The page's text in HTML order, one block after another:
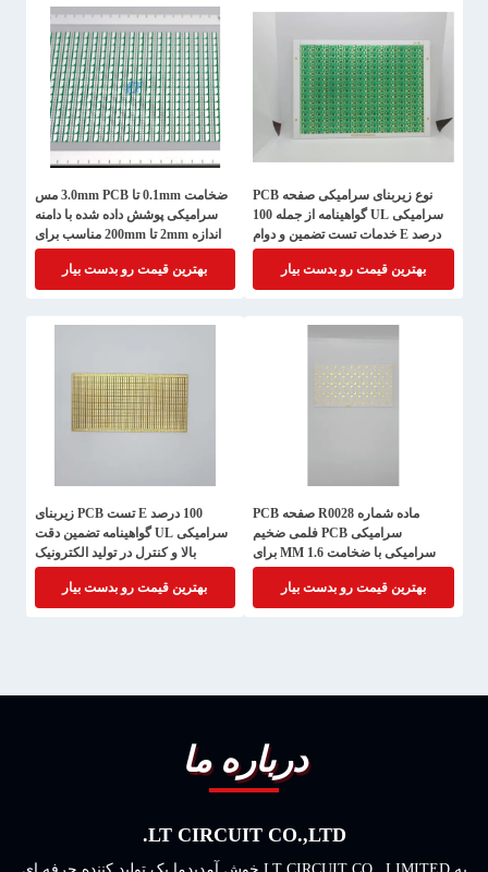
نوع زیربنای سرامیکی صفحه PCB
سرامیکی UL گواهینامه از جمله 100
درصد E خدمات تست تضمین و دوام
در الکترونیک
بهترین قیمت رو بدست بیار
ضخامت 0.1mm تا 3.0mm PCB مس
سرامیکی پوشش داده شده با دامنه
اندازه 2mm تا 200mm مناسب برای
مدارهای با قابلیت اطمینان بالا
بهترین قیمت رو بدست بیار
ماده شماره R0028 صفحه PCB
سرامیکی PCB فلمی ضخیم
سرامیکی با ضخامت 1.6 MM برای
اجزای الکترونیکی قوی طراحی شده
بهترین قیمت رو بدست بیار
100 درصد E تست PCB زیربنای
سرامیکی UL گواهینامه تضمین دقت
بالا و کنترل در تولید الکترونیک
بهترین قیمت رو بدست بیار
درباره ما
LT CIRCUIT CO.,LTD.